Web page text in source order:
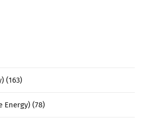
(163)
Energy) (78)